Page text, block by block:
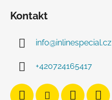
Kontakt
info@inlinespecial.cz
+420724165417